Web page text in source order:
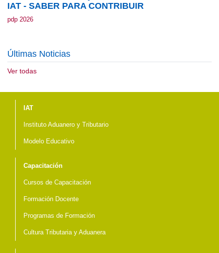
IAT - SABER PARA CONTRIBUIR
pdp 2026
Últimas Noticias
Ver todas
Menú del pie
IAT
Instituto Aduanero y Tributario
Modelo Educativo
Capacitación
Cursos de Capacitación
Formación Docente
Programas de Formación
Cultura Tributaria y Aduanera